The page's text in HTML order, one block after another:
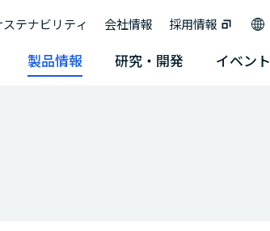
ステナビリティ 会社情報 採用情報
製品情報 研究・開発 イベント